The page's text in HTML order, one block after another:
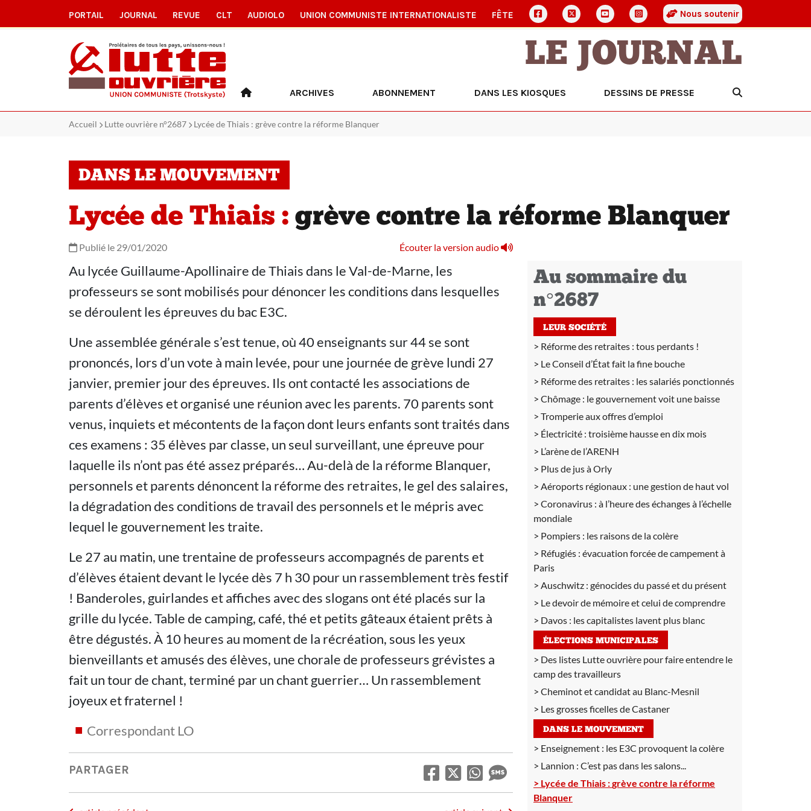
PORTAIL JOURNAL REVUE CLT AUDIOLO UNION COMMUNISTE INTERNATIONALISTE FÊTE Nous soutenir
LE JOURNAL
ARCHIVES ABONNEMENT DANS LES KIOSQUES DESSINS DE PRESSE
Accueil Lutte ouvrière n°2687 Lycée de Thiais : grève contre la réforme Blanquer
DANS LE MOUVEMENT
Lycée de Thiais : grève contre la réforme Blanquer
Publié le 29/01/2020 Écouter la version audio
Au lycée Guillaume-­Apollinaire de Thiais dans le Val-de-Marne, les
professeurs se sont mobilisés pour dénoncer les conditions dans lesquelles
se déroulent les épreuves du bac E3C.
Une assemblée générale s’est tenue, où 40 enseignants sur 44 se sont
prononcés, lors d’un vote à main levée, pour une journée de grève lundi 27
janvier, premier jour des épreuves. Ils ont contacté les associations de
parents d’élèves et organisé une réunion avec les parents. 70 parents sont
venus, inquiets et mécontents de la façon dont leurs enfants sont traités dans
ces examens : 35 élèves par classe, un seul surveillant, une épreuve pour
laquelle ils n’ont pas été assez préparés… Au-delà de la réforme Blanquer,
personnels et parents dénoncent la réforme des retraites, le gel des salaires,
la dégradation des conditions de travail des personnels et le mépris avec
lequel le gouvernement les traite.
Le 27 au matin, une trentaine de professeurs accompagnés de parents et
d’élèves étaient devant le lycée dès 7 h 30 pour un rassemblement très festif
! Banderoles, guirlandes et affiches avec des slogans ont été placés sur la
grille du lycée. Table de camping, café, thé et petits gâteaux étaient prêts à
être dégustés. À 10 heures au moment de la récréation, sous les yeux
bienveillants et amusés des élèves, une chorale de professeurs grévistes a
fait un tour de chant, terminé par un chant guerrier… Un rassemblement
joyeux et fraternel !
Correspondant LO
PARTAGER
Au sommaire du
n°2687
LEUR SOCIÉTÉ
Réforme des retraites : tous perdants !
Le Conseil d’État fait la fine bouche
Réforme des retraites : les salariés ponctionnés
Chômage : le gouvernement voit une baisse
Tromperie aux offres d’emploi
Électricité : troisième hausse en dix mois
L’arène de l’ARENH
Plus de jus à Orly
Aéroports régionaux : une gestion de haut vol
Coronavirus : à l’heure des échanges à l’échelle
mondiale
Pompiers : les raisons de la colère
Réfugiés : évacuation forcée de campement à
Paris
Auschwitz : génocides du passé et du présent
Le devoir de mémoire et celui de comprendre
Davos : les capitalistes lavent plus blanc
ÉLECTIONS MUNICIPALES
Des listes Lutte ouvrière pour faire entendre le
camp des travailleurs
Cheminot et candidat au Blanc-Mesnil
Les grosses ficelles de Castaner
DANS LE MOUVEMENT
Enseignement : les E3C provoquent la colère
Lannion : C’est pas dans les salons...
Lycée de Thiais :grève contre la réforme
Blanquer